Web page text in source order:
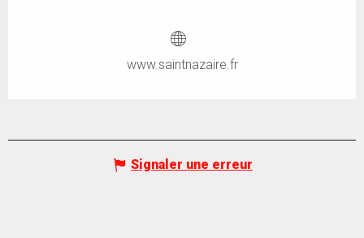
www.saintnazaire.fr
Signaler une erreur